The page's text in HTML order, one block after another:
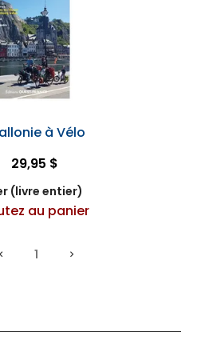
à Vélo
29,95 $
(livre entier)
au panier
1